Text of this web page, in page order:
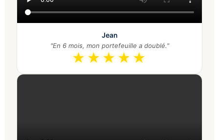
Jean
"En 6 mois, mon portefeuille a doublé."
★★★★★